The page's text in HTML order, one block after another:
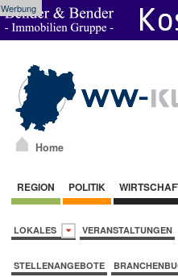
Werbung
Home
REGION POLITIK
LOKALES VERANSTALTUNGEN
STELLENANGEBOTE